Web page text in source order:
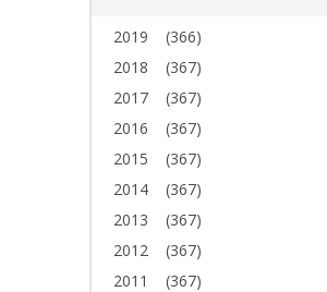
2019
(366)
2018
(367)
2017
(367)
2016
(367)
2015
(367)
2014
(367)
2013
(367)
2012
(367)
2011
(367)